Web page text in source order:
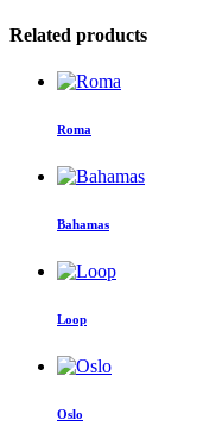
Related products
Roma
Bahamas
Este
Loop
Oslo